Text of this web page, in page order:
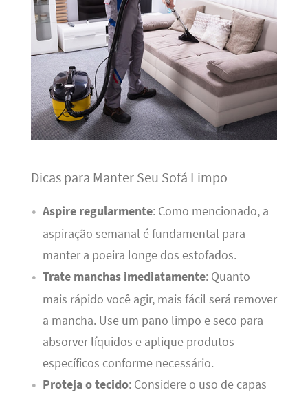
Dicas para Manter Seu Sofá Limpo
Aspire regularmente: Como mencionado, a
aspiração semanal é fundamental para
manter a poeira longe dos estofados.
Trate manchas imediatamente: Quanto
mais rápido você agir, mais fácil será remover
a mancha. Use um pano limpo e seco para
absorver líquidos e aplique produtos
específicos conforme necessário.
Proteja o tecido: Considere o uso de capas